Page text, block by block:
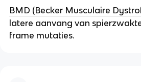
BMD (Becker Musculaire
latere aanvang van
frame mutaties.